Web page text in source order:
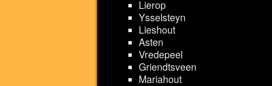
Lierop
Ysselsteyn
Lieshout
Asten
Vredepeel
Griendtsveen
Mariahout